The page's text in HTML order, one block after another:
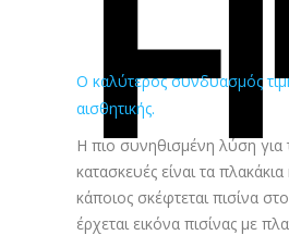
Ο καλύτερος συνδυασμός
αισθητικής.
Η πιο συνηθισμένη λύση για
κατασκευές είναι τα
κάποιος σκέφτεται πισίνα
έρχεται εικόνα πισίνας με